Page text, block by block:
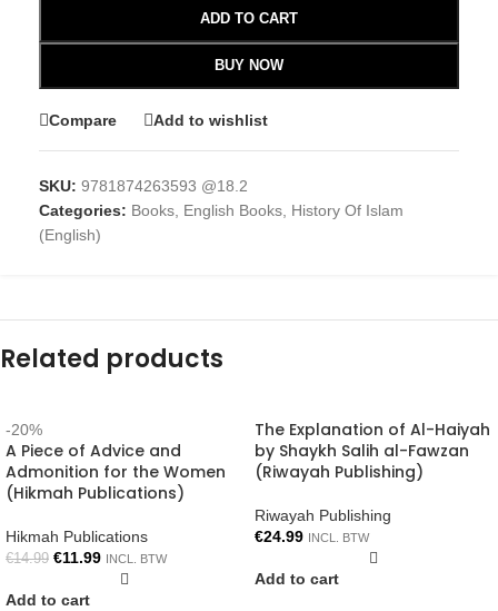
ADD TO CART
BUY NOW
Compare Add to wishlist
SKU: 9781874263593 @18.2
Categories: Books, English Books, History Of Islam
(English)
Related products
-20%
A Piece of Advice and
Admonition for the Women
(Hikmah Publications)
Hikmah Publications
€14.99 €11.99 INCL. BTW
Add to cart
The Explanation of Al-Haiyah
by Shaykh Salih al-Fawzan
(Riwayah Publishing)
Riwayah Publishing
€24.99 INCL. BTW
Add to cart